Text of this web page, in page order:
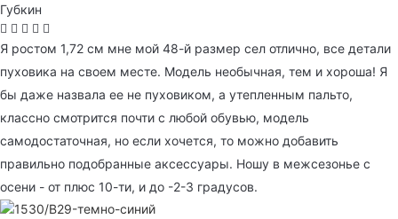
Губкин
Я ростом 1,72 см мне мой 48-й размер сел отлично, все детали
пуховика на своем месте. Модель необычная, тем и хороша! Я
бы даже назвала ее не пуховиком, а утепленным пальто,
классно смотрится почти с любой обувью, модель
самодостаточная, но если хочется, то можно добавить
правильно подобранные аксессуары. Ношу в межсезонье с
осени - от плюс 10-ти, и до -2-3 градусов.